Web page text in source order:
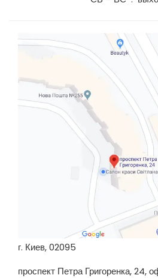
г. Киев, 02095
проспект Петра Григоренка, 24,